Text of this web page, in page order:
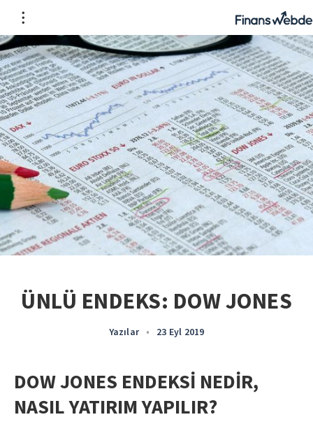
ÜNLÜ ENDEKS: DOW JONES
Yazılar • 23 Eyl 2019
DOW JONES ENDEKSİ NEDİR,
NASIL YATIRIM YAPILIR?